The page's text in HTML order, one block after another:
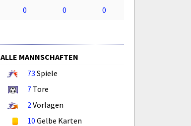
0 0 0
ALLE MANNSCHAFTEN
73 Spiele
7 Tore
2Vorlagen
10 Gelbe Karten